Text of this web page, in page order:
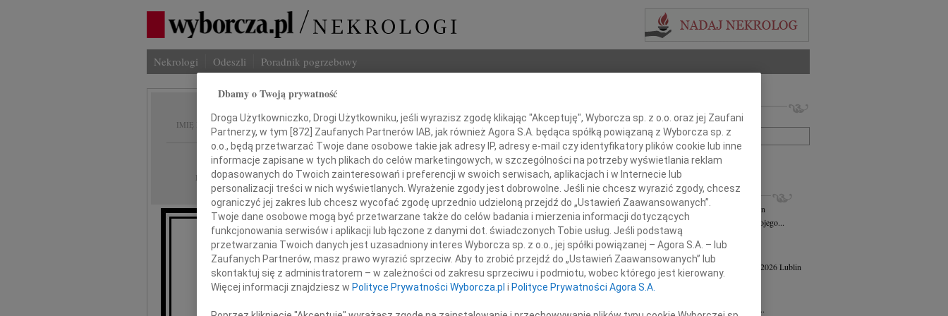
Nekrologi Odeszli Poradnik pogrzebowy
IMIĘ I NAZWISKO: Maria Mikos-Bielak
REGION: Lublin
DATA EMISJI: 11.09.2020
Z wielkim smutkiem zawiadamiamy,
że dnia 5 września 2020 roku odeszła od nas
w wieku 79 lat najukochańsza Mama, Babcia i Siostra
zasłużony wykładowca i pracownik naukowy
Uniwersytetu Przyrodniczego w Lublinie
Imię i nazwisko lub numer ogłoszenia:
+ szukanie zaawansowane
INNE NEKROLOGI
Marian Maks Jelenkowski 04.08.2026
Lublin
Z głębokim żalem zawiadamiam o śmierci mojego...
Andrzej Szostek 27.07.2026
Dnia 21 lipca 2026 roku zmarł Ks. prof. dr...
Danuta Powiłańska - Mazur
17.04.2026Lublin
W dniu 14 kwietnia 2026 roku zmarła,...
Jerzy Strużyna
W dniu 11 lutego 2026 roku w wieku 82 lat...
Dbamy o Twoją prywatność
Droga Użytkowniczko, Drogi Użytkowniku, jeśli wyrazisz zgodę klikając "Akceptuję", Wyborcza sp. z o.o. oraz jej Zaufani
Partnerzy, w tym [872] Zaufanych Partnerów IAB, jak również Agora S.A. będąca spółką powiązaną z Wyborcza sp. z
o.o., będą przetwarzać Twoje dane osobowe takie jak adresy IP, adresy e-mail czy identyfikatory plików cookie lub inne
informacje zapisane w tych plikach do celów marketingowych, w szczególności na potrzeby wyświetlania reklam
dopasowanych do Twoich zainteresowań i preferencji w swoich serwisach, aplikacjach i w Internecie lub
personalizacji treści w nich wyświetlanych. Wyrażenie zgody jest dobrowolne. Jeśli nie chcesz wyrazić zgody, chcesz
ograniczyć jej zakres lub chcesz wycofać zgodę uprzednio udzieloną przejdź do „Ustawień Zaawansowanych”.
Twoje dane osobowe mogą być przetwarzane także do celów badania i mierzenia informacji dotyczących
funkcjonowania serwisów i aplikacji lub łączone z danymi dot. świadczonych Tobie usług. Jeśli podstawą
przetwarzania Twoich danych jest uzasadniony interes Wyborcza sp. z o.o., jej spółki powiązanej – Agora S.A. – lub
Zaufanych Partnerów, masz prawo wyrazić sprzeciw. Aby to zrobić przejdź do „Ustawień Zaawansowanych” lub
skontaktuj się z administratorem – w zależności od zakresu sprzeciwu i podmiotu, wobec którego jest kierowany.
Więcej informacji znajdziesz w Polityce Prywatności Wyborcza.pl i Polityce Prywatności Agora S.A.